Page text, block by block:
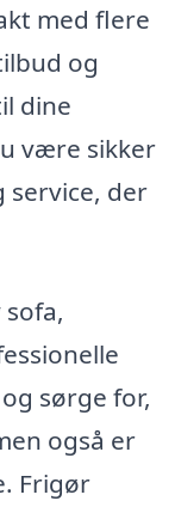
med flere
og
dine
være sikker
service, der
sørge for,
også er
Frigør